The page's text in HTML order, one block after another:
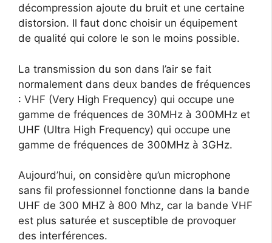
décompression ajoute du bruit et une certaine
distorsion. Il faut donc choisir un équipement
de qualité qui colore le son le moins possible.
La transmission du son dans l’air se fait
normalement dans deux bandes de fréquences
: VHF (Very High Frequency) qui occupe une
gamme de fréquences de 30MHz à 300MHz et
UHF (Ultra High Frequency) qui occupe une
gamme de fréquences de 300MHz à 3GHz.
Aujourd’hui, on considère qu’un microphone
sans fil professionnel fonctionne dans la bande
UHF de 300 MHZ à 800 Mhz, car la bande VHF
est plus saturée et susceptible de provoquer
des interférences.